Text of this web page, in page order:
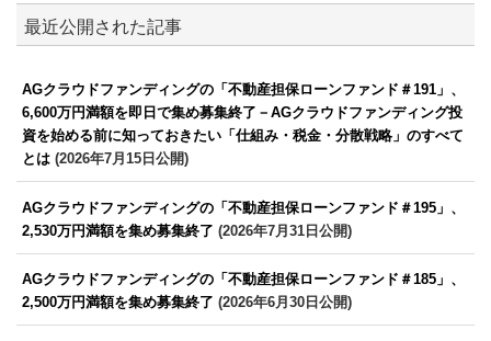
最近公開された記事
AGクラウドファンディングの「不動産担保ローンファンド＃191」、
6,600万円満額を即日で集め募集終了－AGクラウドファンディング投
資を始める前に知っておきたい「仕組み・税金・分散戦略」のすべて
とは (2026年7月15日公開)
AGクラウドファンディングの「不動産担保ローンファンド＃195」、
2,530万円満額を集め募集終了 (2026年7月31日公開)
AGクラウドファンディングの「不動産担保ローンファンド＃185」、
2,500万円満額を集め募集終了 (2026年6月30日公開)